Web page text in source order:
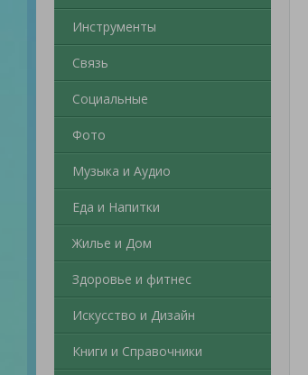
Инструменты
Связь
Социальные
Фото
Музыка и Аудио
Еда и Напитки
Жилье и Дом
Здоровье и фитнес
Искусство и Дизайн
Книги и Справочники